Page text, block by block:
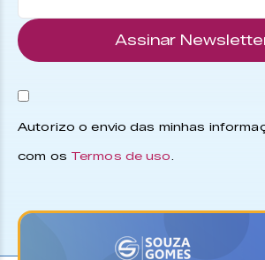
Assinar
Autorizo o envio das minhas
com os Termos de uso.